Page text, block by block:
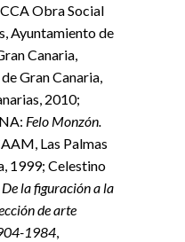
Obra Social
Ayuntamiento de
Canaria,
Gran Canaria,
2010;
Felo Monzón.
Las Palmas
1999; Celestino
De la figuración a la
de arte
1984